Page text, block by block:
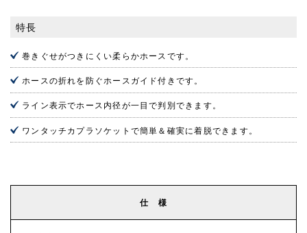
特長
巻きぐせがつきにくい柔らかホースです。
ホースの折れを防ぐホースガイド付きです。
ライン表示でホース内径が一目で判別できます。
ワンタッチカプラソケットで簡単＆確実に着脱できます。
仕 様